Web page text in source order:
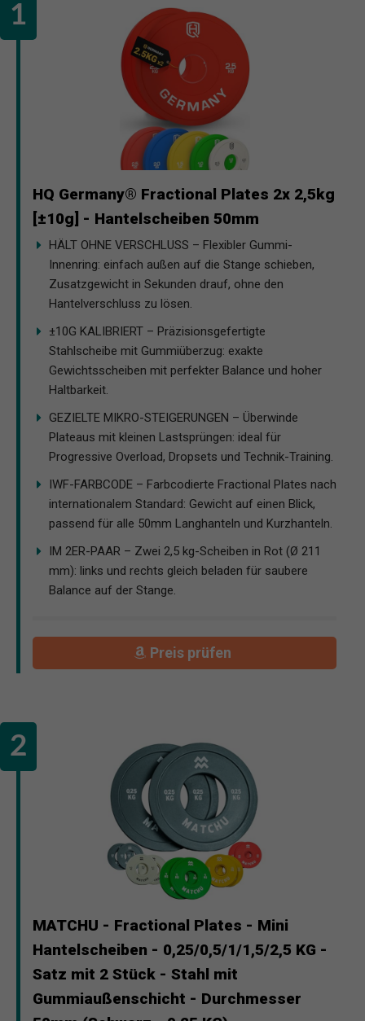
HQ Germany® Fractional Plates 2x 2,5kg
[±10g] - Hantelscheiben 50mm
HÄLT OHNE VERSCHLUSS – Flexibler Gummi-
Innenring: einfach außen auf die Stange schieben,
Zusatzgewicht in Sekunden drauf, ohne den
Hantelverschluss zu lösen.
±10G KALIBRIERT – Präzisionsgefertigte
Stahlscheibe mit Gummiüberzug: exakte
Gewichtsscheiben mit perfekter Balance und hoher
Haltbarkeit.
GEZIELTE MIKRO-STEIGERUNGEN – Überwinde
Plateaus mit kleinen Lastsprüngen: ideal für
Progressive Overload, Dropsets und Technik-Training.
IWF-FARBCODE – Farbcodierte Fractional Plates nach
internationalem Standard: Gewicht auf einen Blick,
passend für alle 50mm Langhanteln und Kurzhanteln.
IM 2ER-PAAR – Zwei 2,5 kg-Scheiben in Rot (Ø 211
mm): links und rechts gleich beladen für saubere
Balance auf der Stange.
Preis prüfen
MATCHU - Fractional Plates - Mini
Hantelscheiben - 0,25/0,5/1/1,5/2,5 KG -
Satz mit 2 Stück - Stahl mit
Gummiaußenschicht - Durchmesser